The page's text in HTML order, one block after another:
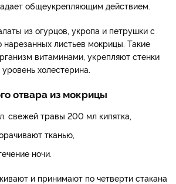
общеукрепляющим действием.
из огурцов, укропа и петрушки с
листьев мокрицы. Такие
витаминами, укрепляют стенки
холестерина.
отвара из мокрицы
свежей травы 200 мл кипятка,
тканью,
ночи.
и принимают по четверти стакана